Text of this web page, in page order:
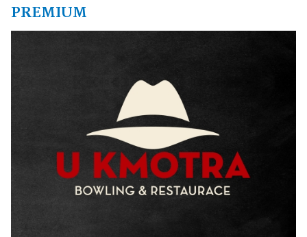
PREMIUM